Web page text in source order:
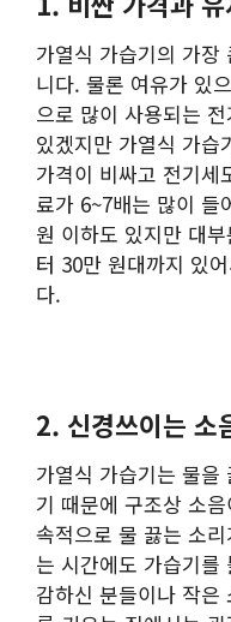
가열식 가습기의 가장
니다. 물론 여유가 있
으로 많이 사용되는
있겠지만 가열식 가습
가격이 비싸고 전기세
료가 6~7배는 많이 들
원 이하도 있지만 대
터 30만 원대까지 있
다.
2. 신경쓰이는 소
가열식 가습기는 물을
기 때문에 구조상 소
속적으로 물 끓는 소
는 시간에도 가습기를
감하신 분들이나 작은